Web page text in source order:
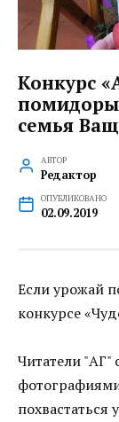
Конкурс
семья
АВТОР
Редактор
ОПУБЛИКОВАНО
02.09.2019
Если урожай
конкурсе
Читатели "АГ"